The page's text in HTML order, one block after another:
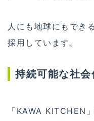
人にも地球にもでき
採用しています。
持続可能な社
「KAWA KITCHEN